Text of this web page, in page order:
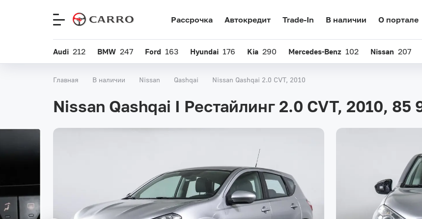
Рассрочка Автокредит Trade-In В наличии О портале
Audi 212 BMW 247 Ford 163 Hyundai 176 Kia 290 Mercedes-Benz 102 Nissan 207
Главная В наличии Nissan Qashqai Nissan Qashqai 2.0 CVT, 2010
Nissan Qashqai I Рестайлинг 2.0 CVT, 2010, 85